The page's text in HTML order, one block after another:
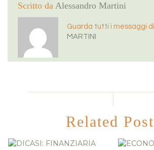
Scritto da Alessandro Martini
Guarda tutti i messaggi di
MARTINI
Related